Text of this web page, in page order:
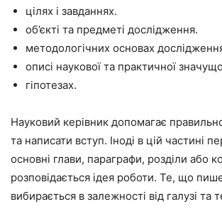
цілях і завданнях.
об’єкті та предметі дослідження.
методологічних основах
описі наукової та практичної
гіпотезах.
Науковий керівник допомагає
та написати вступ. Іноді в цій частині
основні глави, параграфи, розділи або
розповідається ідея роботи. Те, що
вибирається в залежності від галузі та